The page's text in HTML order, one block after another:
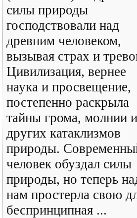
силы природы
господствовали над
древним человеком,
вызывая страх и
Цивилизация, вернее
наука и просвещение,
постепенно раскрыла
тайны грома, молнии и
других катаклизмов
природы.
человек обуздал силы
природы, но теперь
нам простерла свою
беспринципная ...